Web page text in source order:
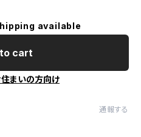
available
cart
まいの方向け
通報する